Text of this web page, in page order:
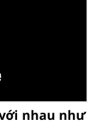
nhau như